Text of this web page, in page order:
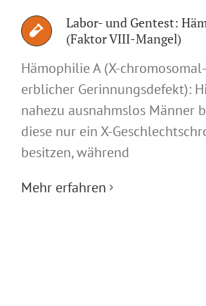
Labor- und Gentest:
(Faktor VIII-Mangel)
Hämophilie A (X-
erblicher Gerinnungsdefekt):
nahezu ausnahmslos Männer
diese nur ein X-
besitzen, während
Mehr erfahren